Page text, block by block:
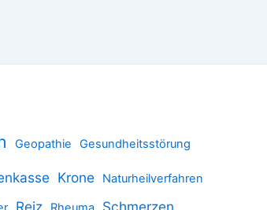
Geopathie Gesundheitsstörung
Krone Naturheilverfahren
Reiz Schmerzen